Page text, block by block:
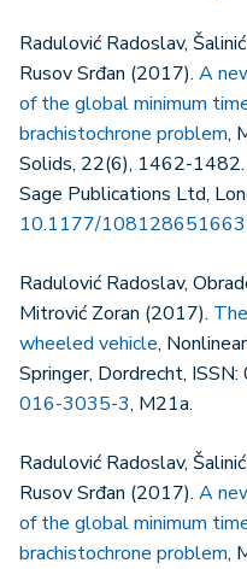
Radulović Radoslav,
Rusov Srđan (2017). A
of the global minimum
brachistochrone problem,
Solids, 22(6), 1462-1482.
Sage Publications Ltd,
10.1177/
Radulović Radoslav,
Mitrović Zoran (2017).
wheeled vehicle,
Springer, Dordrecht,
016-3035-3, M21a.
Radulović Radoslav,
Rusov Srđan (2017). A
of the global minimum
brachistochrone problem,